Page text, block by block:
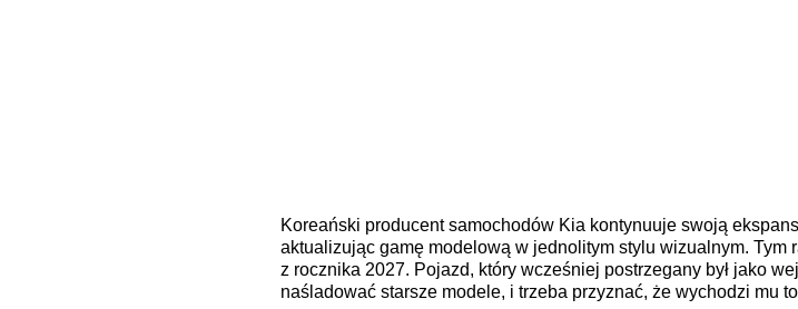
Koreański producent samochodów Kia kontynuuje swoją
aktualizując gamę modelową w jednolitym stylu wizualnym. Tym
z rocznika 2027. Pojazd, który wcześniej postrzegany był jako
naśladować starsze modele, i trzeba przyznać, że wychodzi mu